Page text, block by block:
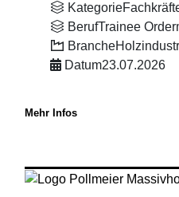
Kategorie
BerufTrainee
Branche
Datum23.07.2026
Mehr Infos